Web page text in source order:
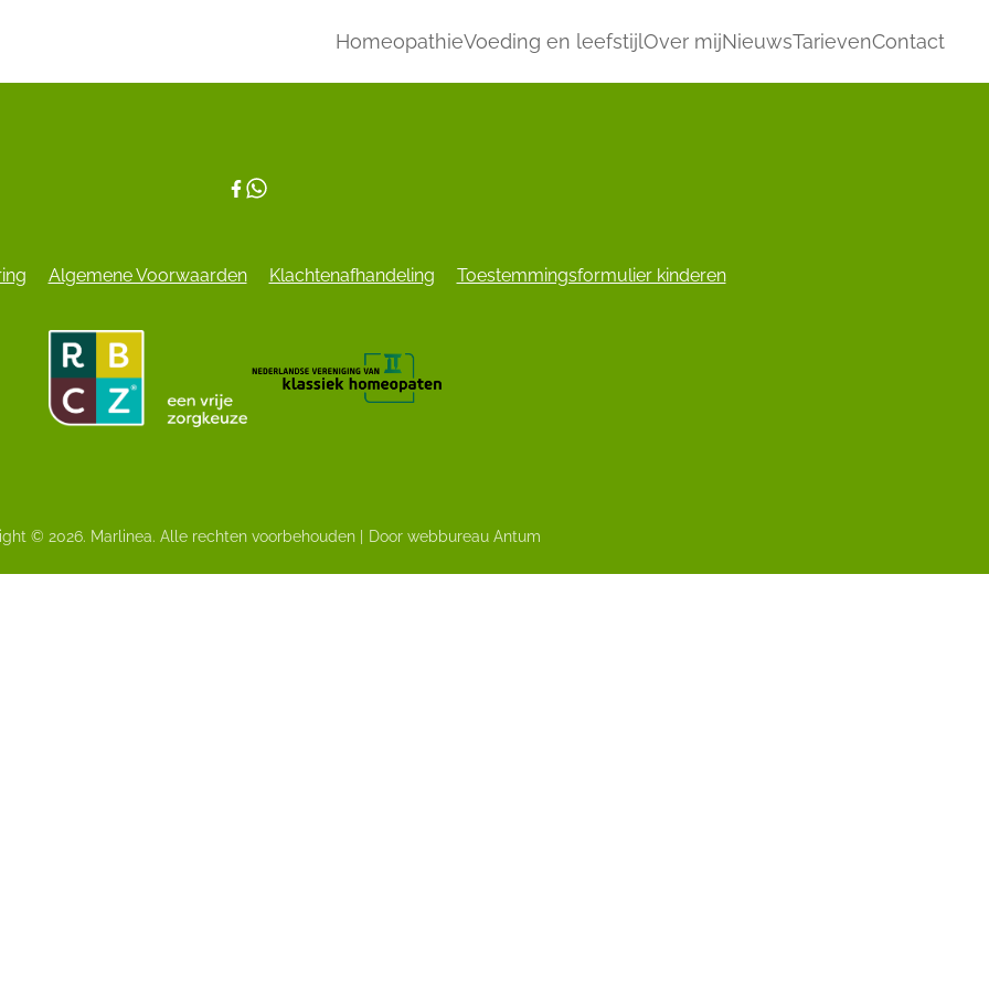
HomeopathieVoeding en leefstijlOver mijNieuwsTarievenContact
Algemene Voorwaarden Klachtenafhandeling Toestemmingsformulier kinderen
© 2026. Marlinea. Alle rechten voorbehouden | Door webbureau Antum